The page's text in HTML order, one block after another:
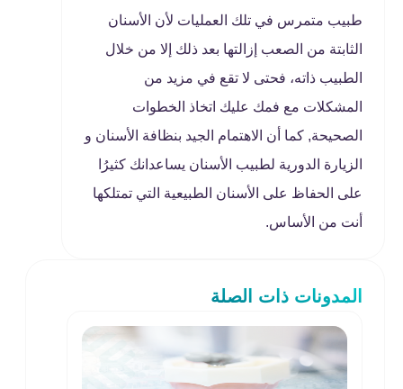
طبيب متمرس في تلك العمليات لأن الأسنان
الثابتة من الصعب إزالتها بعد ذلك إلا من خلال
الطبيب ذاته، فحتى لا تقع في مزيد من
المشكلات مع فمك عليك اتخاذ الخطوات
الصحيحة, كما أن الاهتمام الجيد بنظافة الأسنان و
الزيارة الدورية لطبيب الأسنان يساعدانك كثيرُا
على الحفاظ على الأسنان الطبيعية التي تمتلكها
أنت من الأساس.
المدونات ذات الصلة